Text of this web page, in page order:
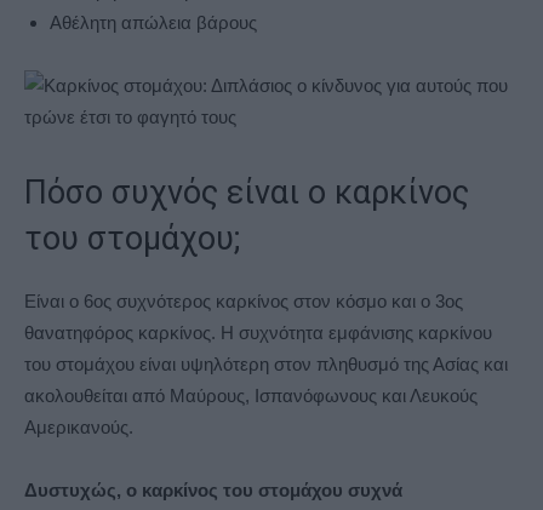
Αθέλητη απώλεια βάρους
Πόσο συχνός είναι ο καρκίνος
του στομάχου;
Είναι ο 6ος συχνότερος καρκίνος στον κόσμο και ο 3ος
θανατηφόρος καρκίνος. Η συχνότητα εμφάνισης καρκίνου
του στομάχου είναι υψηλότερη στον πληθυσμό της Ασίας και
ακολουθείται από Μαύρους, Ισπανόφωνους και Λευκούς
Αμερικανούς.
Δυστυχώς, ο καρκίνος του στομάχου συχνά